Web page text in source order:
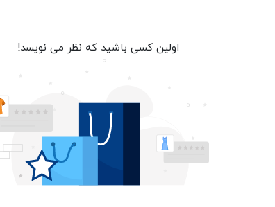
اولین کسی باشید که نظر می نویسد!